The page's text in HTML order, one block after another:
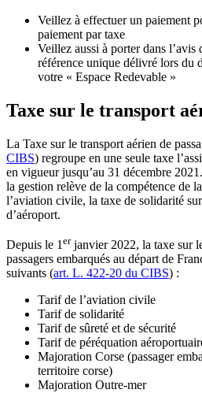
Veillez à effectuer un paiement
paiement par taxe
Veillez aussi à porter dans
référence unique délivré lors du
votre « Espace Redevable »
Taxe sur le transport
La Taxe sur le transport aérien de
CIBS) regroupe en une seule taxe
en vigueur jusqu’au 31 décembre
la gestion relève de la compétence de
l’aviation civile, la taxe de solidarité
d’aéroport.
Depuis le 1 erjanvier 2022, la taxe sur
passagers embarqués au départ de
suivants (art. L. 422-20 du CIBS) :
Tarif de l’aviation civile
Tarif de solidarité
Tarif de sûreté et de sécurité
Tarif de péréquation
Majoration Corse (passager
territoire corse)
Majoration Outre-mer